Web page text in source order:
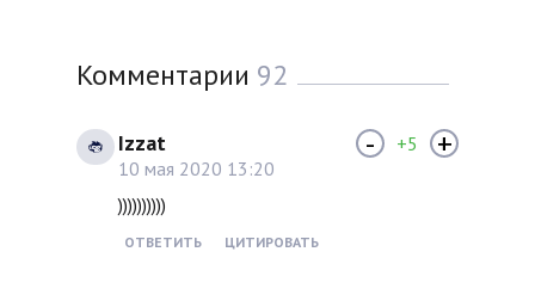
Комментарии 92
Izzat
10 мая 2020 13:20
))))))))))
ОТВЕТИТЬ ЦИТИРОВАТЬ
- +5 +